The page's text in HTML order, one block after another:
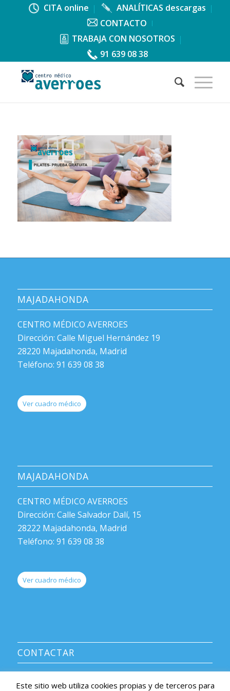
CITA online
ANALÍTICAS descargas
CONTACTO
TRABAJA CON NOSOTROS
91 639 08 38
MAJADAHONDA
CENTRO MÉDICO AVERROES
Dirección: Calle Miguel Hernández 19
28220 Majadahonda, Madrid
Teléfono: 91 639 08 38
Ver cuadro médico
MAJADAHONDA
CENTRO MÉDICO AVERROES
Dirección: Calle Salvador Dalí, 15
28222 Majadahonda, Madrid
Teléfono: 91 639 08 38
Ver cuadro médico
CONTACTAR
Este sitio web utiliza cookies propias y de terceros para